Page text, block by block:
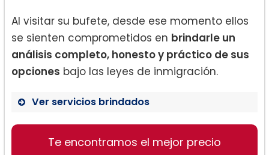
Al visitar su bufete, desde ese momento ellos
se sienten comprometidos en brindarle un
análisis completo, honesto y práctico de sus
opciones bajo las leyes de inmigración.
Ver servicios brindados
Cancelación de deportación
Te encontramos el mejor precio